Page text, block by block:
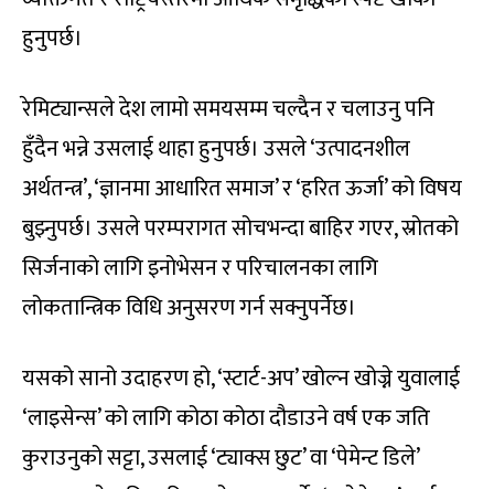
हुनुपर्छ।
रेमिट्यान्सले देश लामो समयसम्म चल्दैन र चलाउनु पनि
हुँदैन भन्ने उसलाई थाहा हुनुपर्छ। उसले ‘उत्पादनशील
अर्थतन्त्र’, ‘ज्ञानमा आधारित समाज’ र ‘हरित ऊर्जा’ को विषय
बुझ्नुपर्छ। उसले परम्परागत सोचभन्दा बाहिर गएर, स्रोतको
सिर्जनाको लागि इनोभेसन र परिचालनका लागि
लोकतान्त्रिक विधि अनुसरण गर्न सक्नुपर्नेछ।
यसको सानो उदाहरण हो, ‘स्टार्ट-अप’ खोल्न खोज्ने युवालाई
‘लाइसेन्स’ को लागि कोठा कोठा दौडाउने वर्ष एक जति
कुराउनुको सट्टा, उसलाई ‘ट्याक्स छुट’ वा ‘पेमेन्ट डिले’